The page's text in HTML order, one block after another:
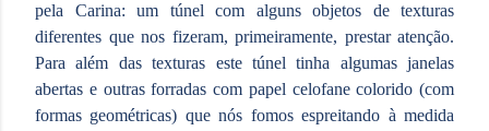
pela Carina: um túnel com alguns objetos de texturas
diferentes que nos fizeram, primeiramente, prestar atenção.
Para além das texturas este túnel tinha algumas janelas
abertas e outras forradas com papel celofane colorido (com
formas geométricas) que nós fomos espreitando à medida